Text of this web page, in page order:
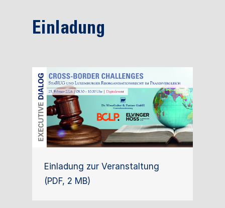
Einladung
Einladung zur Veranstaltung
(PDF, 2 MB)